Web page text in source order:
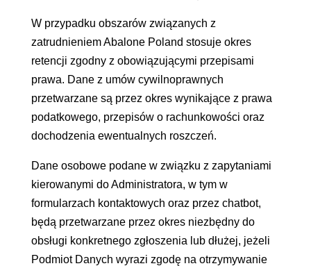
W przypadku obszarów związanych z
zatrudnieniem Abalone Poland stosuje okres
retencji zgodny z obowiązującymi przepisami
prawa. Dane z umów cywilnoprawnych
przetwarzane są przez okres wynikające z prawa
podatkowego, przepisów o rachunkowości oraz
dochodzenia ewentualnych roszczeń.
Dane osobowe podane w związku z zapytaniami
kierowanymi do Administratora, w tym w
formularzach kontaktowych oraz przez chatbot,
będą przetwarzane przez okres niezbędny do
obsługi konkretnego zgłoszenia lub dłużej, jeżeli
Podmiot Danych wyrazi zgodę na otrzymywanie